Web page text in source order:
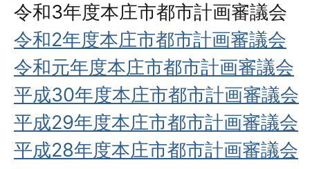
令和3年度本庄市都市計画審議会
令和2年度本庄市都市計画審議会
令和元年度本庄市都市計画審議会
平成30年度本庄市都市計画審議会
平成29年度本庄市都市計画審議会
平成28年度本庄市都市計画審議会